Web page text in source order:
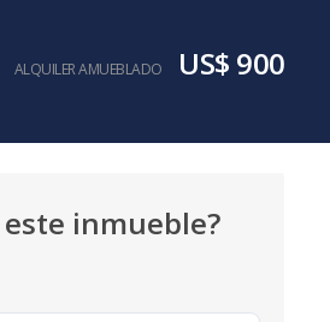
ALQUILER AMUEBLADO US$ 900
inmueble?